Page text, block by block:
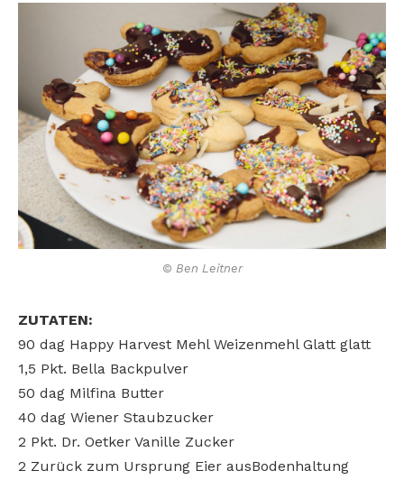
© Ben Leitner
ZUTATEN:
90 dag Happy Harvest Mehl Weizenmehl Glatt glatt
1,5 Pkt. Bella Backpulver
50 dag Milfina Butter
40 dag Wiener Staubzucker
2 Pkt. Dr. Oetker Vanille Zucker
2 Zurück zum Ursprung Eier ausBodenhaltung